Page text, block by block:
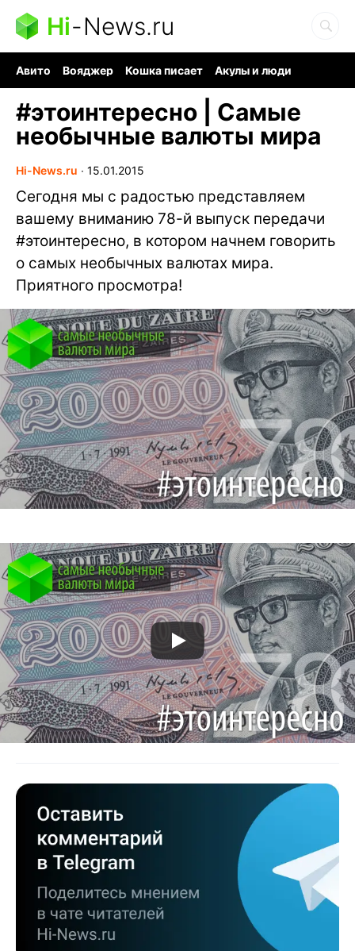
Hi-News.ru
Авито Вояджер Кошка писает
Акулы и люди
#этоинтересно | Самые
необычные валюты мира
Hi-News.ru ∙ 15.01.2015
Сегодня мы с радостью представляем
вашему вниманию 78-й выпуск передачи
#этоинтересно, в котором начнем говорить
о самых необычных валютах мира.
Приятного просмотра!